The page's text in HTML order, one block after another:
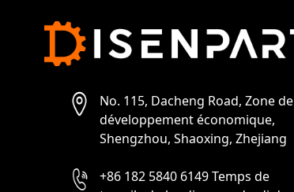
No. 115, Dacheng Road, Zone de
développement économique,
Shengzhou, Shaoxing, Zhejiang
+86 182 5840 6149 Temps de